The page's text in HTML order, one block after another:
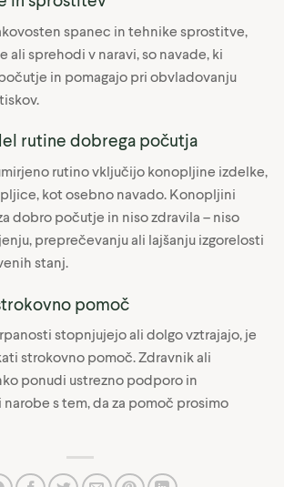
spanec in tehnike sprostitve,
ali sprehodi v naravi, so navade, ki
in pomagajo pri obvladovanju
rutine dobrega počutja
rutino vključijo konopljine izdelke,
kot osebno navado. Konopljini
dobro počutje in niso zdravila – niso
preprečevanju ali lajšanju izgorelosti
stanj.
pomoč
stopnjujejo ali dolgo vztrajajo, je
strokovno pomoč. Zdravnik ali
ponudi ustrezno podporo in
s tem, da za pomoč prosimo